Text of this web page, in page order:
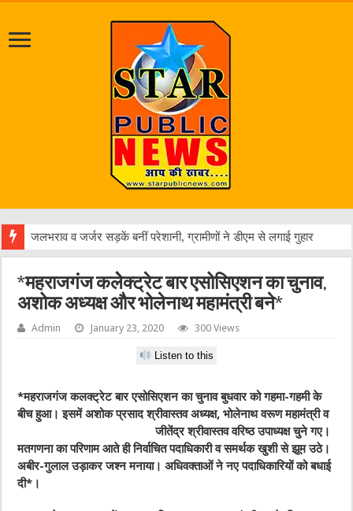
एक वारंटी
*महराजगंज कलेेक्ट्रेट बार एसोसिएशन का चुनाव,
अशोक अध्यक्ष और भोलेनाथ महामंत्री बने*
Admin January 23, 2020 300 Views
Listen to this
*महराजगंज कलक्ट्रेट बार एसोसिएशन का चुनाव बुधवार को गहमा-गहमी के
बीच हुआ। इसमें अशोक प्रसाद श्रीवास्तव अध्यक्ष, भोलेनाथ वरूण महामंत्री व
जीतेंद्र श्रीवास्तव वरिष्ठ उपाध्यक्ष चुने गए।
मतगणना का परिणाम आते ही निर्वाचित पदाधिकारी व समर्थक खुशी से झूम उठे।
अबीर-गुलाल उड़ाकर जश्न मनाया। अधिवक्ताओं ने नए पदाधिकारियों को बधाई
दी*।